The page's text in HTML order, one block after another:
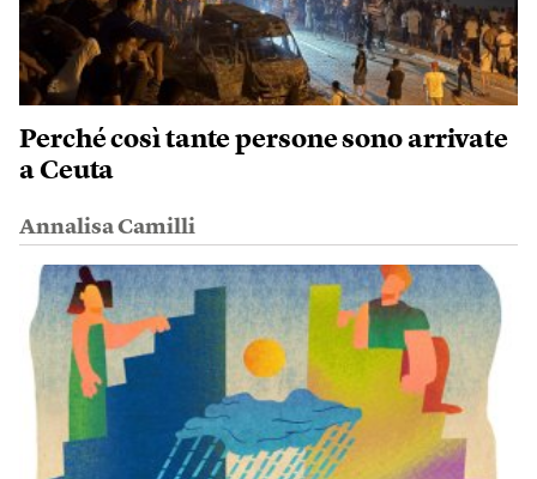
Perché così tante persone sono arrivate
a Ceuta
Annalisa Camilli